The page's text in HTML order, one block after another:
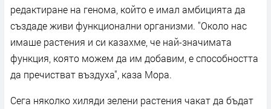
редактиране на генома, който е имал амбицията да
създаде живи функционални организми. "Около нас
имаше растения и си казахме, че най-значимата
функция, която можем да им добавим, е способността
да пречистват въздуха", каза Мора.
Сега няколко хиляди зелени растения чакат да бъдат